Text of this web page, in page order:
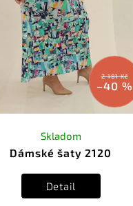
2 181 Kč
–40 %
Dámské šaty 2120
Skladom
Detail